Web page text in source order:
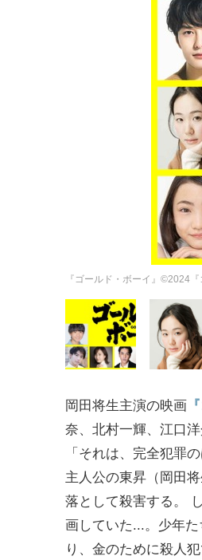
『ゴールド・ボーイ』©2024
岡田将生主演の映画
奈、北村一輝、江口
「それは、完全犯罪
主人公の東昇（岡田
落として殺害する。
画していた...。少年
り、金のために殺人